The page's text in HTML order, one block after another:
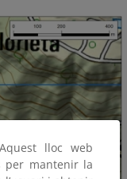
lloc web
per mantenir la